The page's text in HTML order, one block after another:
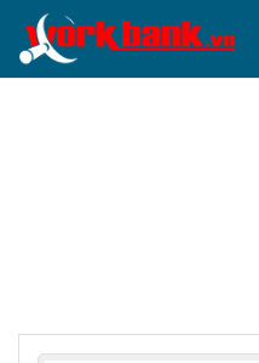
Trang chủ